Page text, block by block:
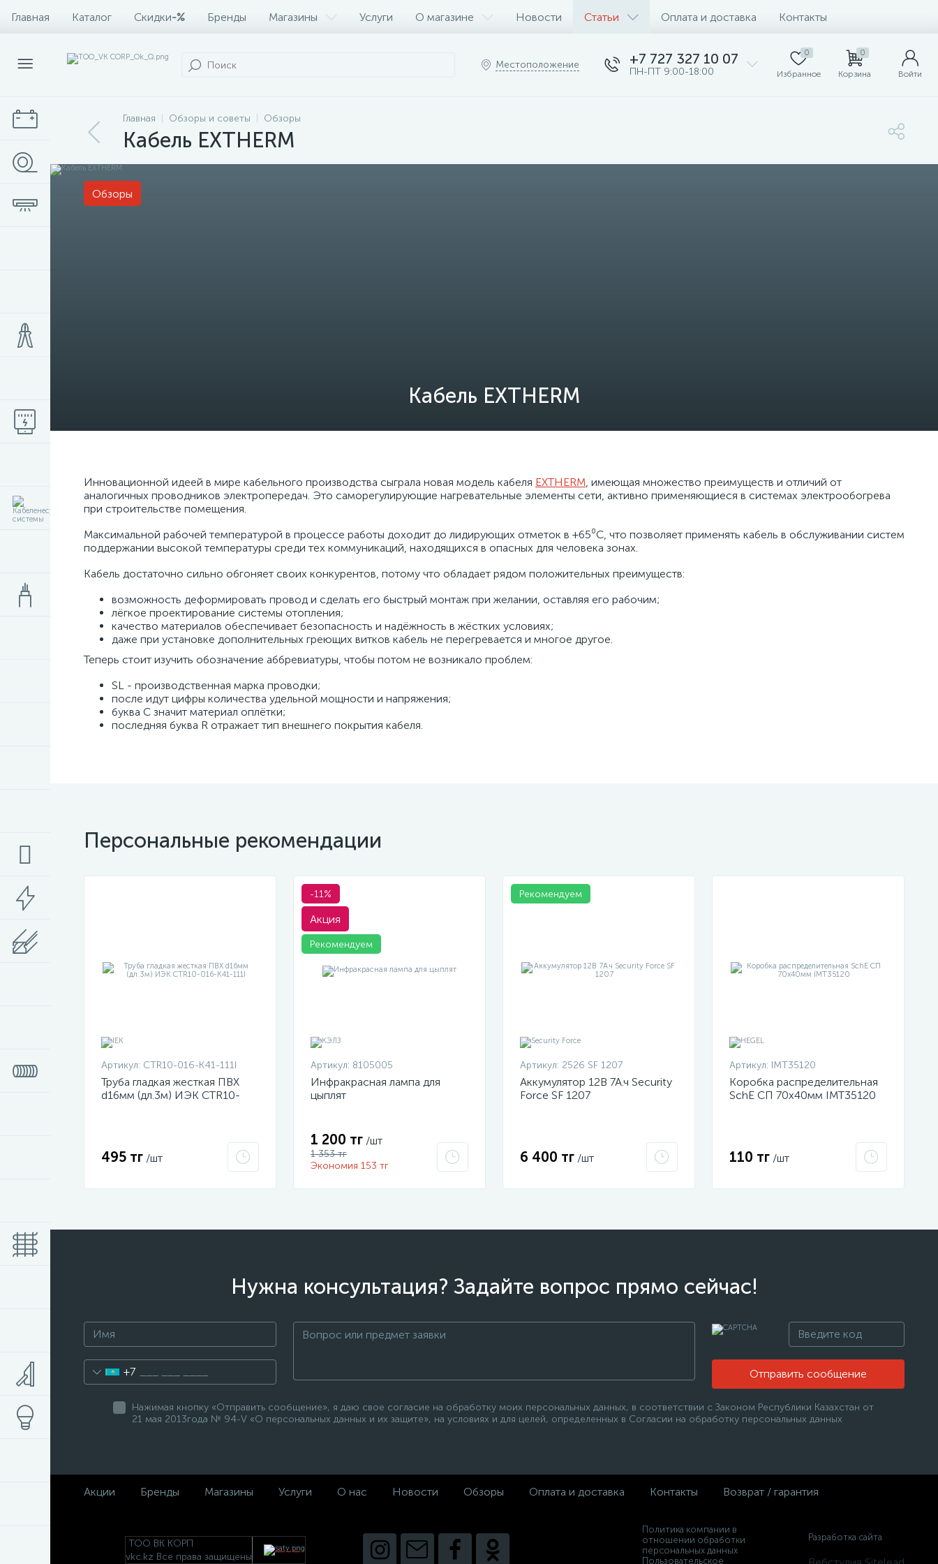
Главная Каталог Скидки-% Бренды Магазины Услуги О магазине Новости Статьи Оплата и доставка Контакты
Местоположение +7 727 327 10 07
ПН-ПТ 9:00-18:00
0
Избранное
0
Корзина Войти
Главная Обзоры и советы Обзоры
Кабель EXTHERM
Кабель EXTHERM
Обзоры
Инновационной идеей в мире кабельного производства сыграла новая модель кабеля EXTHERM, имеющая множество преимуществ и отличий от
аналогичных проводников электропередач. Это саморегулирующие нагревательные элементы сети, активно применяющиеся в системах электрообогрева
при строительстве помещения.
Максимальной рабочей температурой в процессе работы доходит до лидирующих отметок в +65⁰С, что позволяет применять кабель в обслуживании систем
поддержании высокой температуры среди тех коммуникаций, находящихся в опасных для человека зонах.
Кабель достаточно сильно обгоняет своих конкурентов, потому что обладает рядом положительных преимуществ:
возможность деформировать провод и сделать его быстрый монтаж при желании, оставляя его рабочим;
лёгкое проектирование системы отопления;
качество материалов обеспечивает безопасность и надёжность в жёстких условиях;
даже при установке дополнительных греющих витков кабель не перегревается и многое другое.
Теперь стоит изучить обозначение аббревиатуры, чтобы потом не возникало проблем:
SL - производственная марка проводки;
после идут цифры количества удельной мощности и напряжения;
буква С значит материал оплётки;
последняя буква R отражает тип внешнего покрытия кабеля.
Персональные рекомендации
Артикул: CTR10-016-K41-111I
Труба гладкая жесткая ПВХ
d16мм (дл.3м) ИЭК CTR10-
495 тг /шт
-11%
Акция
Рекомендуем
Артикул: 8105005
Инфракрасная лампа для
цыплят
1 200 тг /шт
1 353 тг
Экономия 153 тг
Рекомендуем
Артикул: 2526 SF 1207
Аккумулятор 12В 7А.ч Security
Force SF 1207
6 400 тг /шт
Артикул: IMT35120
Коробка распределительная
SchE СП 70х40мм IMT35120
110 тг /шт
Нужна консультация? Задайте вопрос прямо сейчас!
+7 Отправить сообщение
Нажимая кнопку «Отправить сообщение», я даю свое согласие на обработку моих персональных данных, в соответствии с Законом Республики Казахстан от
21 мая 2013года № 94-V «О персональных данных и их защите», на условиях и для целей, определенных в Согласии на обработку персональных данных
Акции Бренды Магазины Услуги О нас Новости Обзоры Оплата и доставка Контакты Возврат / гарантия
ТОО ВК КОРП
vkc.kz Все права защищены
Политика компании в
отношении обработки
персональных данных
Пользовательское
Разработка сайта